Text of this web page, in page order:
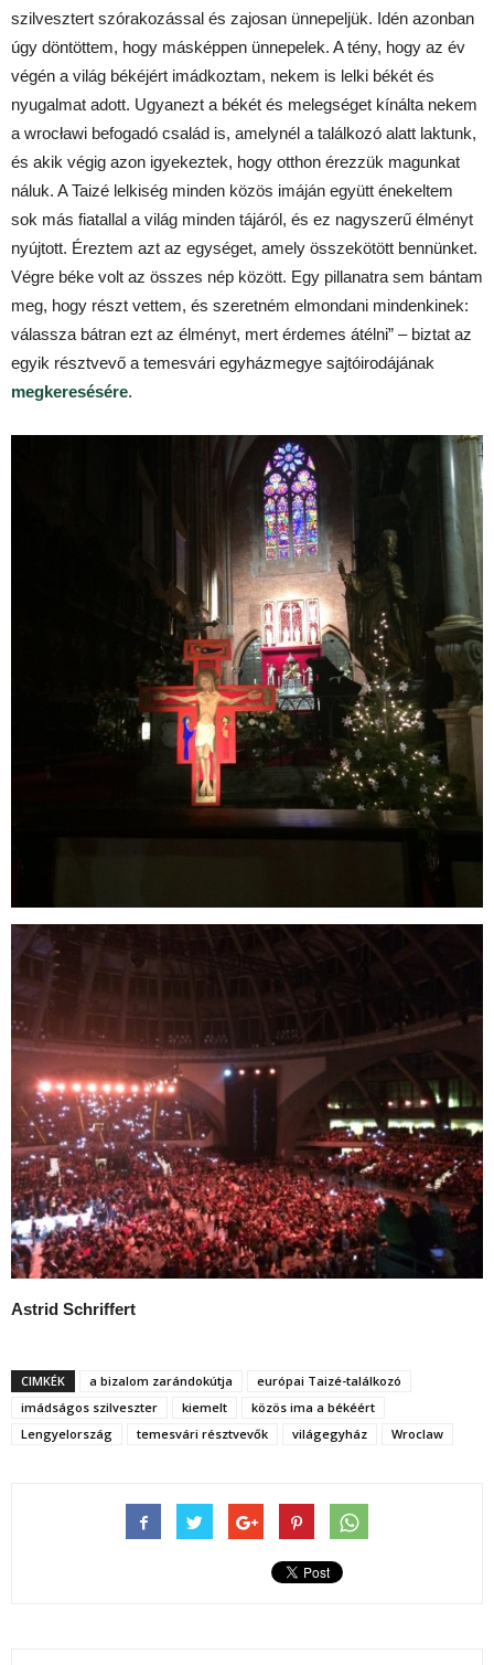
szilvesztert szórakozással és zajosan ünnepeljük. Idén azonban
úgy döntöttem, hogy másképpen ünnepelek. A tény, hogy az év
végén a világ békéjért imádkoztam, nekem is lelki békét és
nyugalmat adott. Ugyanezt a békét és melegséget kínálta nekem
a wrocławi befogadó család is, amelynél a találkozó alatt laktunk,
és akik végig azon igyekeztek, hogy otthon érezzük magunkat
náluk. A Taizé lelkiség minden közös imáján együtt énekeltem
sok más fiatallal a világ minden tájáról, és ez nagyszerű élményt
nyújtott. Éreztem azt az egységet, amely összekötött bennünket.
Végre béke volt az összes nép között. Egy pillanatra sem bántam
meg, hogy részt vettem, és szeretném elmondani mindenkinek:
válassza bátran ezt az élményt, mert érdemes átélni” – biztat az
egyik résztvevő a temesvári egyházmegye sajtóirodájának
megkeresésére.
Astrid Schriffert
CIMKÉK a bizalom zarándokútja
európai Taizé-találkozó
imádságos szilveszter
kiemelt
közös ima a békéért
Lengyelország
temesvári résztvevők világegyház Wroclaw